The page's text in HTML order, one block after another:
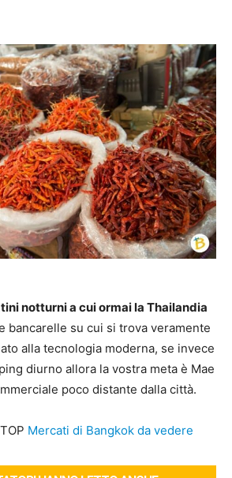
notturni a cui ormai la Thailandia
bancarelle su cui si trova veramente
alla tecnologia moderna, se invece
diurno allora la vostra meta è Mae
poco distante dalla città.
Mercati di Bangkok da vedere